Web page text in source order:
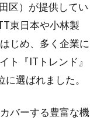
区）が提供してい
東日本や小林製
じめ、多く企業に
ト『ITトレンド』
選ばれました。
バーする豊富な機